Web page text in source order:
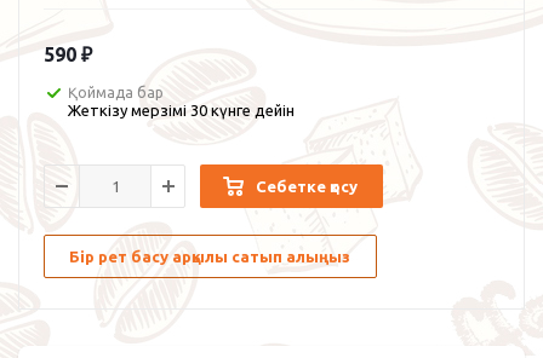
590 ₽
Қоймада бар
Жеткізу мерзімі 30 күнге дейін
Себетке қосу
Бір рет басу арқылы сатып алыңыз